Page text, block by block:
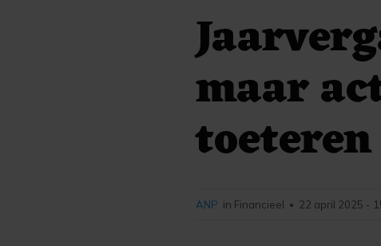
maar
toeteren
ANP in Financieel • 22 april 2025 -